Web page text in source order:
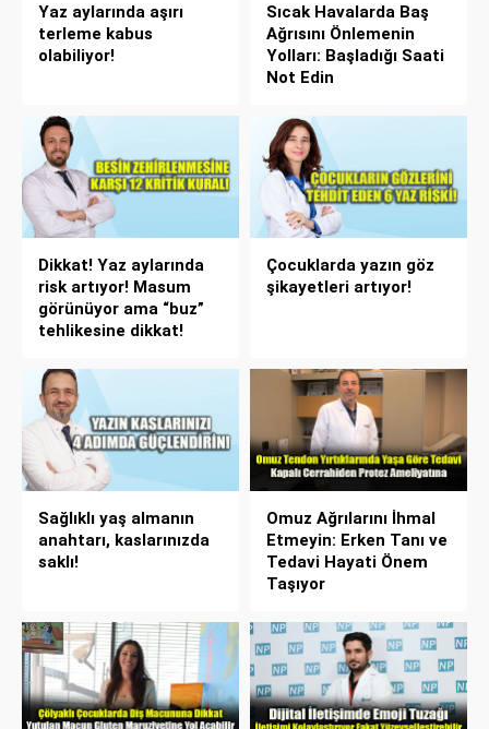
Yaz aylarında aşırı
terleme kabus
olabiliyor!
Sıcak Havalarda Baş
Ağrısını Önlemenin
Yolları: Başladığı Saati
Not Edin
Dikkat! Yaz aylarında
risk artıyor! Masum
görünüyor ama “buz”
tehlikesine dikkat!
Çocuklarda yazın göz
şikayetleri artıyor!
Sağlıklı yaş almanın
anahtarı, kaslarınızda
saklı!
Omuz Ağrılarını İhmal
Etmeyin: Erken Tanı ve
Tedavi Hayati Önem
Taşıyor